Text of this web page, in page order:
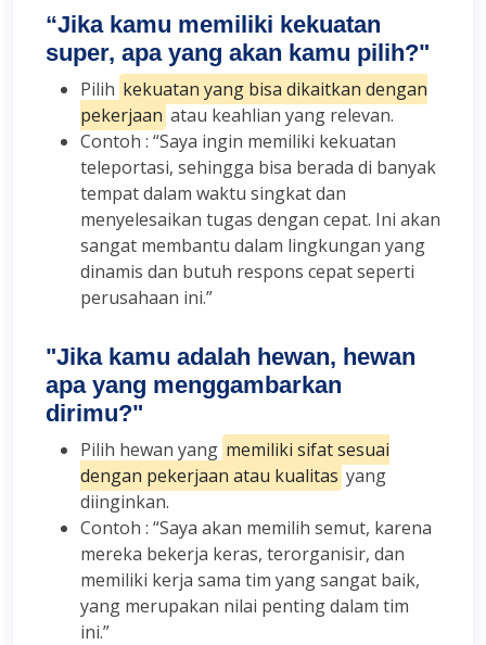
“Jika kamu memiliki kekuatan
super, apa yang akan kamu pilih?"
Pilih kekuatan yang bisa dikaitkan dengan
pekerjaan atau keahlian yang relevan.
Contoh : “Saya ingin memiliki kekuatan
teleportasi, sehingga bisa berada di banyak
tempat dalam waktu singkat dan
menyelesaikan tugas dengan cepat. Ini akan
sangat membantu dalam lingkungan yang
dinamis dan butuh respons cepat seperti
perusahaan ini.”
"Jika kamu adalah hewan, hewan
apa yang menggambarkan
dirimu?"
Pilih hewan yang memiliki sifat sesuai
dengan pekerjaan atau kualitas yang
diinginkan.
Contoh : “Saya akan memilih semut, karena
mereka bekerja keras, terorganisir, dan
memiliki kerja sama tim yang sangat baik,
yang merupakan nilai penting dalam tim
ini.”